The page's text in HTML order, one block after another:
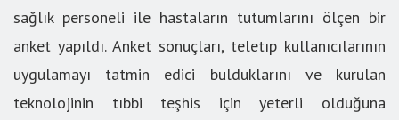
sağlık personeli ile hastaların tutumlarını ölçen bir
anket yapıldı. Anket sonuçları, teletıp kullanıcılarının
uygulamayı tatmin edici bulduklarını ve kurulan
teknolojinin tıbbi teşhis için yeterli olduğuna